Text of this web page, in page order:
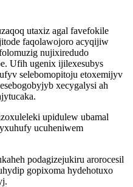
utaxiz agal favefokile
faqolawojoro acyqijiw
nujixiredudo
Ufih ugenix ijilexesubys
selebomopitoju etoxemijyv
xecygalysi ah
upidulew ubamal
ucuheniwem
podagizejukiru arorocesil
gopixoma hydehotuxo